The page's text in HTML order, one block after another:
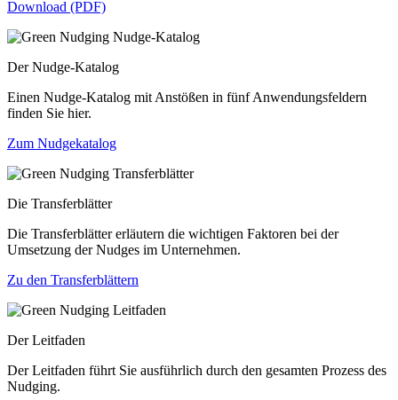
Download (PDF)
Der Nudge-Katalog
Einen Nudge-Katalog mit Anstößen in fünf Anwendungsfeldern
finden Sie hier.
Zum Nudgekatalog
Die Transferblätter
Die Transferblätter erläutern die wichtigen Faktoren bei der
Umsetzung der Nudges im Unternehmen.
Zu den Transferblättern
Der Leitfaden
Der Leitfaden führt Sie ausführlich durch den gesamten Prozess des
Nudging.